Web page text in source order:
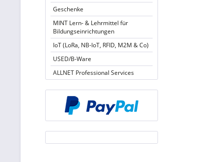
Geschenke
MINT Lern- & Lehrmittel für
Bildungseinrichtungen
IoT (LoRa, NB-IoT, RFID, M2M & Co)
USED/B-Ware
ALLNET Professional Services